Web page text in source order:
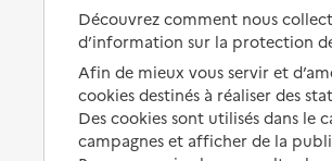
Aménager son logement et
s'équiper
Préserver son autonomie et sa
santé
Organiser à l'avance sa propre
Aides
Découvrez comment nous
d’information sur la protection
Afin de mieux vous servir et
cookies destinés à réaliser des
Des cookies sont utilisés dans le
campagnes et afficher de la